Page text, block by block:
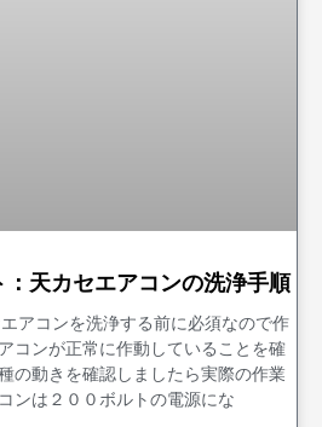
天カセエアコンの洗浄手順
アコンを洗浄する前に必須なので作
コンが正常に作動していることを確
の動きを確認しましたら実際の作業
ンは２００ボルトの電源にな